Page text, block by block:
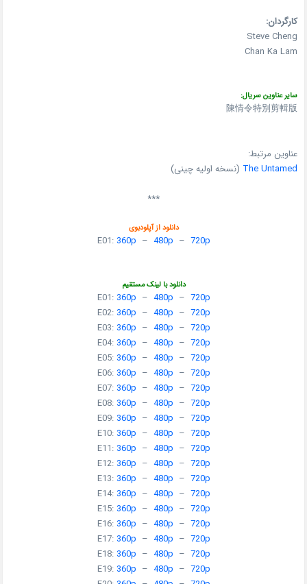
کارگردان:
Steve Cheng
Chan Ka Lam
سایر عناوین سریال:
陳情令特別剪輯版
عناوین مرتبط:
The Untamed (نسخه اولیه چینی)
***
دانلود از آپلودبوی
E01: 360p – 480p – 720p
دانلود با لینک مستقیم
E01: 360p – 480p – 720p
E02: 360p – 480p – 720p
E03: 360p – 480p – 720p
E04: 360p – 480p – 720p
E05: 360p – 480p – 720p
E06: 360p – 480p – 720p
E07: 360p – 480p – 720p
E08: 360p – 480p – 720p
E09: 360p – 480p – 720p
E10: 360p – 480p – 720p
E11: 360p – 480p – 720p
E12: 360p – 480p – 720p
E13: 360p – 480p – 720p
E14: 360p – 480p – 720p
E15: 360p – 480p – 720p
E16: 360p – 480p – 720p
E17: 360p – 480p – 720p
E18: 360p – 480p – 720p
E19: 360p – 480p – 720p